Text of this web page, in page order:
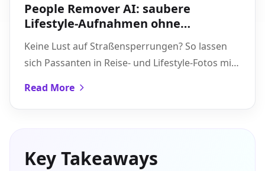
People Remover AI: saubere
Lifestyle-Aufnahmen ohne
Budget
Keine Lust auf Straßensperrungen? So lassen
sich Passanten in Reise- und Lifestyle-Fotos mit
Read More
Key Takeaways